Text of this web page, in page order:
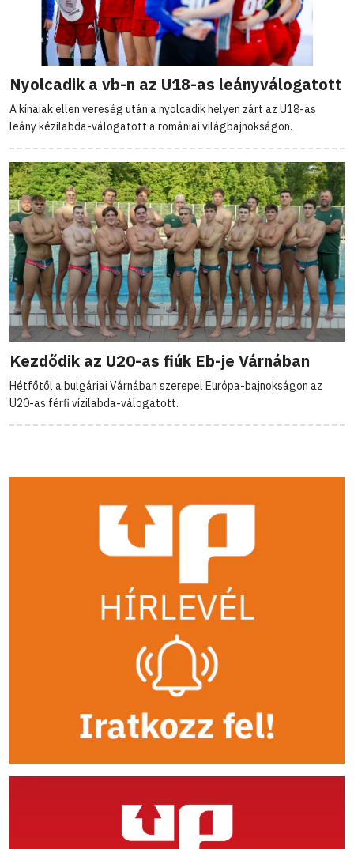
Nyolcadik a vb-n az U18-as leányválogatott
A kínaiak ellen vereség után a nyolcadik helyen zárt az U18-as
leány kézilabda-válogatott a romániai világbajnokságon.
Kezdődik az U20-as fiúk Eb-je Várnában
Hétfőtől a bulgáriai Várnában szerepel Európa-bajnokságon az
U20-as férfi vízilabda-válogatott.